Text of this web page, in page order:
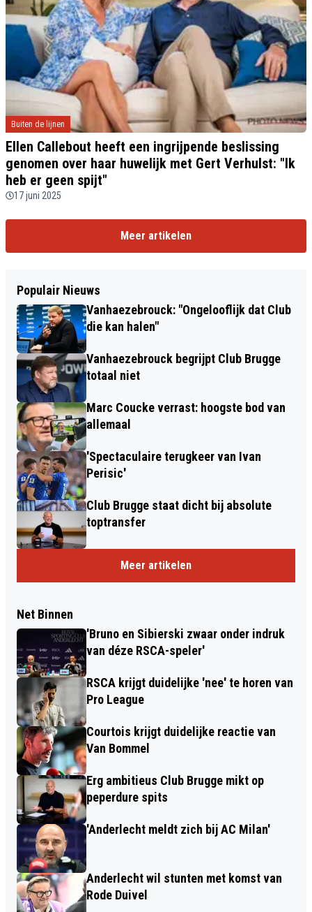
Buiten de lijnen
Ellen Callebout heeft een ingrijpende beslissing
genomen over haar huwelijk met Gert Verhulst: "Ik
heb er geen spijt"
17 juni 2025
Meer artikelen
Populair Nieuws
Vanhaezebrouck: "Ongelooflijk dat Club
die kan halen"
Vanhaezebrouck begrijpt Club Brugge
totaal niet
Marc Coucke verrast: hoogste bod van
allemaal
'Spectaculaire terugkeer van Ivan
Perisic'
Club Brugge staat dicht bij absolute
toptransfer
Meer artikelen
Net Binnen
'Bruno en Sibierski zwaar onder indruk
van déze RSCA-speler'
RSCA krijgt duidelijke 'nee' te horen van
Pro League
Courtois krijgt duidelijke reactie van
Van Bommel
Erg ambitieus Club Brugge mikt op
peperdure spits
'Anderlecht meldt zich bij AC Milan'
Anderlecht wil stunten met komst van
Rode Duivel